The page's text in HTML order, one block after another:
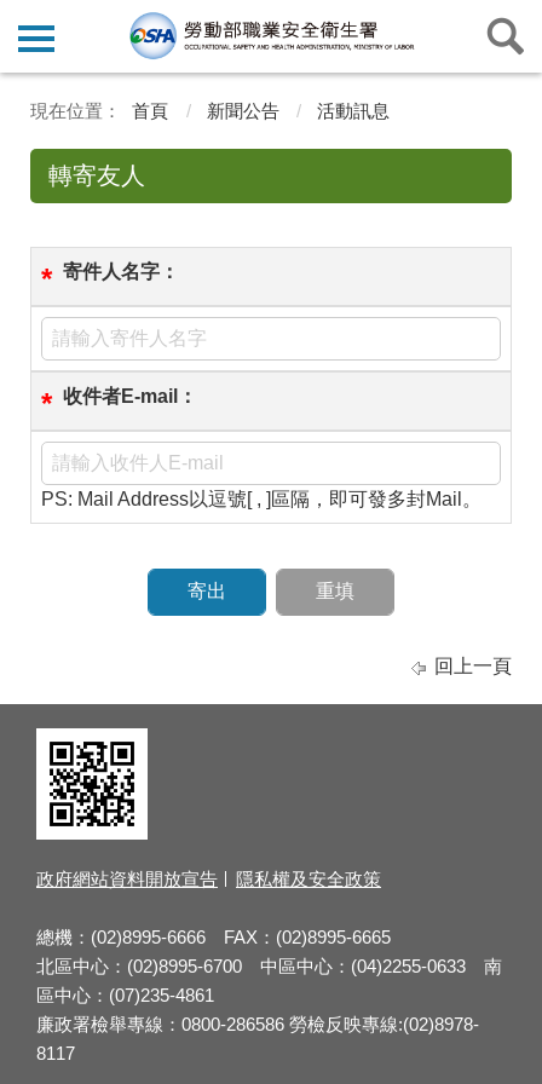
首頁 新聞公告 活動訊息
轉寄友人
* 寄件人名字：
* 收件者E-mail：
PS: Mail Address以逗號[ , ]區隔，即可發多封Mail。
回上一頁
政府網站資料開放宣告 隱私權及安全政策
總機：(02)8995-6666 FAX：(02)8995-6665
北區中心：(02)8995-6700 中區中心：(04)2255-0633 南
區中心：(07)235-4861
廉政署檢舉專線：0800-286586 勞檢反映專線:(02)8978-
8117